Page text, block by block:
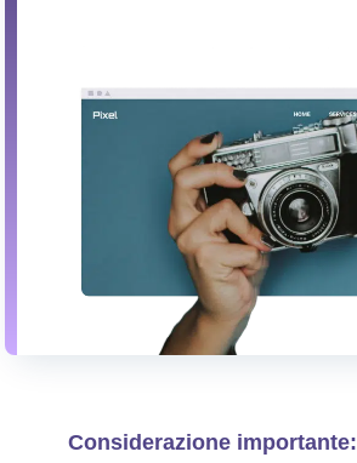
Considerazione importante: